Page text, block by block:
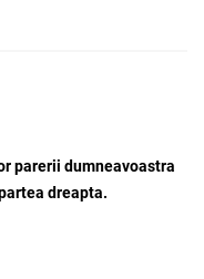
parerii dumneavoastra
dreapta.